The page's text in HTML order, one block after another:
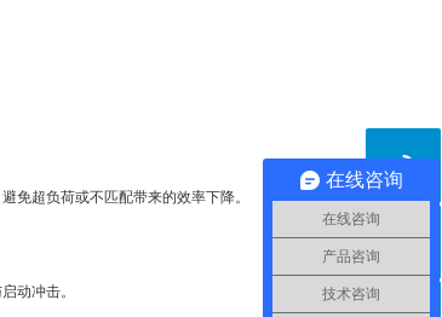
免超负荷或不匹配带来的效率下降。
动冲击。
在线咨询
在线咨询
产品咨询
技术咨询